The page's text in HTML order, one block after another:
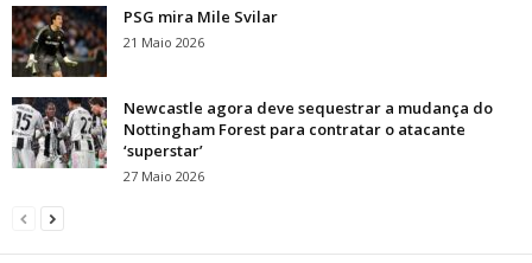
PSG mira Mile Svilar
21 Maio 2026
Newcastle agora deve sequestrar a mudança do
Nottingham Forest para contratar o atacante
‘superstar’
27 Maio 2026